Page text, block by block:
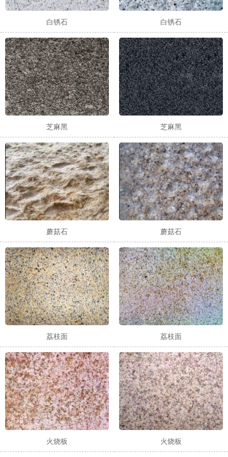
白锈石 白锈石
芝麻黑 芝麻黑
蘑菇石 蘑菇石
荔枝面 荔枝面
火烧板 火烧板